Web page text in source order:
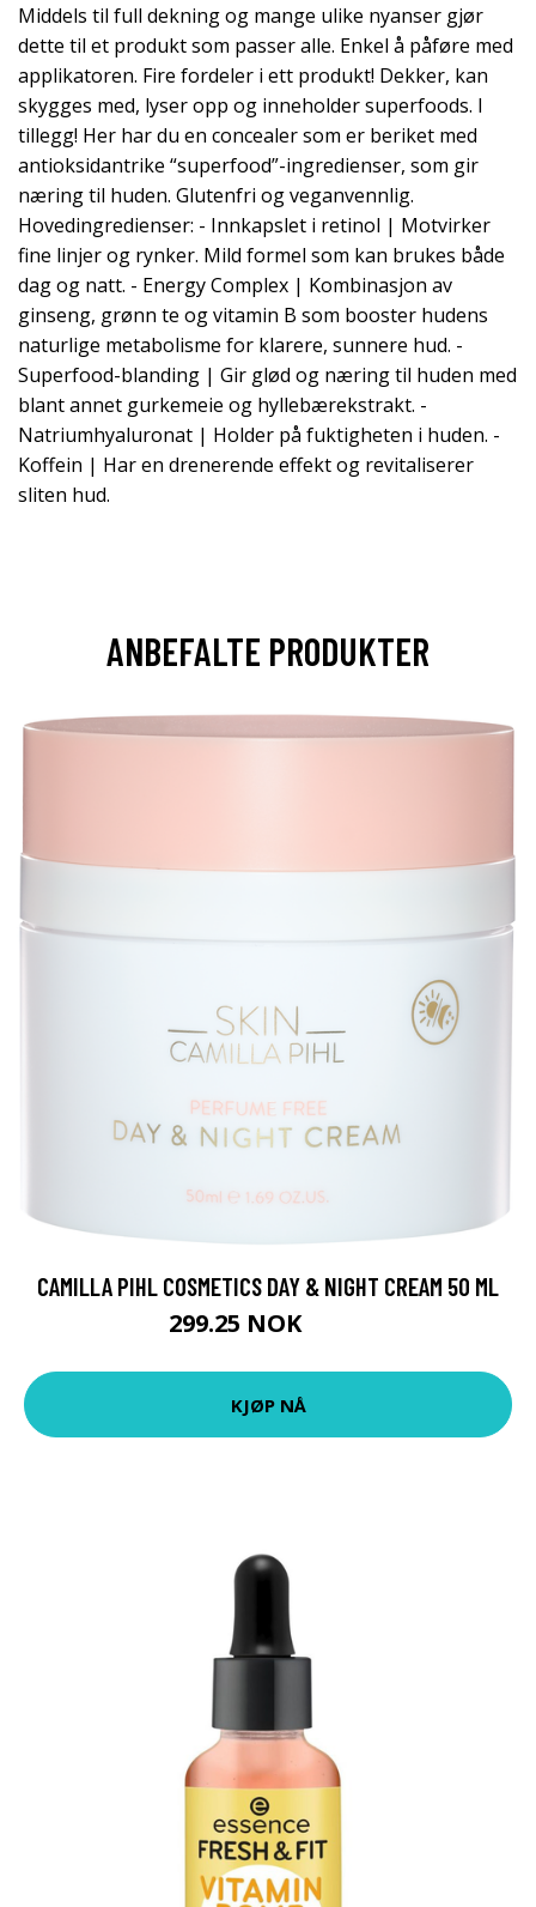
Middels til full dekning og mange ulike nyanser gjør
dette til et produkt som passer alle. Enkel å påføre med
applikatoren. Fire fordeler i ett produkt! Dekker, kan
skygges med, lyser opp og inneholder superfoods. I
tillegg! Her har du en concealer som er beriket med
antioksidantrike “superfood”-ingredienser, som gir
næring til huden. Glutenfri og veganvennlig.
Hovedingredienser: - Innkapslet i retinol | Motvirker
fine linjer og rynker. Mild formel som kan brukes både
dag og natt. - Energy Complex | Kombinasjon av
ginseng, grønn te og vitamin B som booster hudens
naturlige metabolisme for klarere, sunnere hud. -
Superfood-blanding | Gir glød og næring til huden med
blant annet gurkemeie og hyllebærekstrakt. -
Natriumhyaluronat | Holder på fuktigheten i huden. -
Koffein | Har en drenerende effekt og revitaliserer
sliten hud.
ANBEFALTE PRODUKTER
CAMILLA PIHL COSMETICS DAY & NIGHT CREAM 50 ML
299.25 NOK
KJØP NÅ